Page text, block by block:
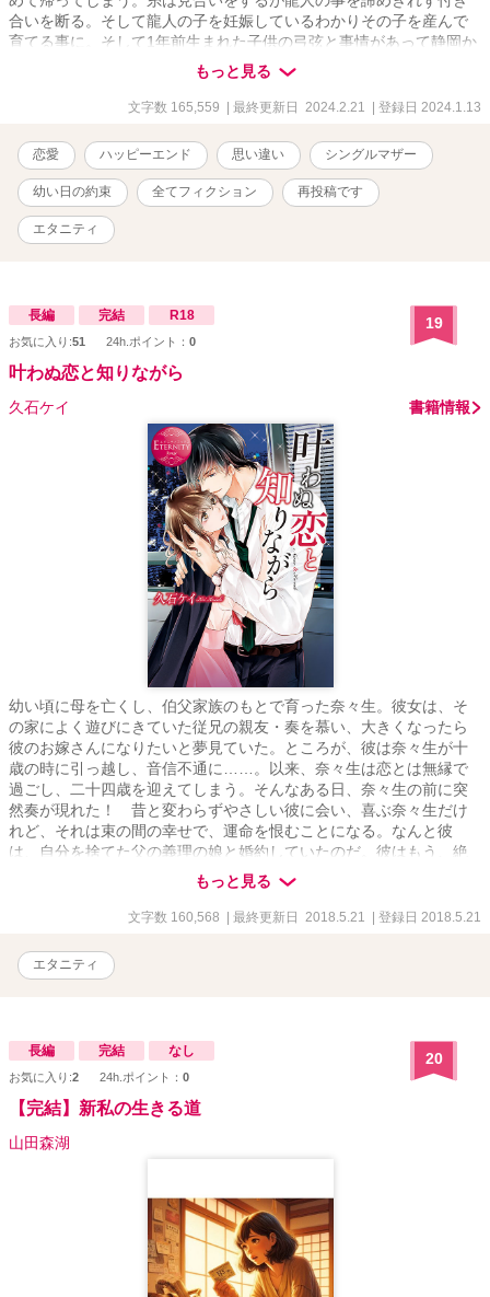
合いを断る。そして龍人の子を妊娠しているわかりその子を産んで
育てる事に。そして1年前生まれた子供の弓弦と事情があって静岡か
ら神奈川に引っ越していた。ある日曜日弓弦が熱を出す。たまたま
当番医だった二階堂総合病院に行くと、そこで小児科医になった龍
人とばったり再会した。龍人は糸が離婚したと聞いてもう一度最初
を龍人に知られたくはなかった。ふたりの気持ちは複雑に交錯して
いく。そんなお話です。
もっと見る
文字数 165,559 | 最終更新日 2024.2.21 | 登録日 2024.1.13
恋愛 ハッピーエンド 思い違い シングルマザー
幼い日の約束 全てフィクション 再投稿です
エタニティ
長編 完結 R18
お気に入り:51 24h.ポイント： 0
19
叶わぬ恋と知りながら
久石ケイ 書籍情報
幼い頃に母を亡くし、伯父家族のもとで育った奈々生。彼女は、そ
の家によく遊びにきていた従兄の親友・奏を慕い、大きくなったら
彼のお嫁さんになりたいと夢見ていた。ところが、彼は奈々生が十
歳の時に引っ越し、音信不通に……。以来、奈々生は恋とは無縁で
過ごし、二十四歳を迎えてしまう。そんなある日、奈々生の前に突
然奏が現れた！ 昔と変わらずやさしい彼に会い、喜ぶ奈々生だけ
れど、それは束の間の幸せで、運命を恨むことになる。なんと彼
は、自分を捨てた父の義理の娘と婚約していたのだ。彼はもう、絶
対に好きになってはいけない相手。それなのに、溢れ出した愛しさ
もっと見る
文字数 160,568 | 最終更新日 2018.5.21 | 登録日 2018.5.21
エタニティ
長編 完結 なし
お気に入り:2 24h.ポイント： 0
20
【完結】新私の生きる道
山田森湖